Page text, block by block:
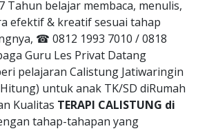
Tahun belajar membaca, menulis,
efektif & kreatif sesuai tahap
☎ 0812 1993 7010 / 0818
Guru Les Privat Datang
pelajaran Calistung Jatiwaringin
untuk anak TK/SD diRumah
Kualitas TERAPI CALISTUNG di
tahap-tahapan yang